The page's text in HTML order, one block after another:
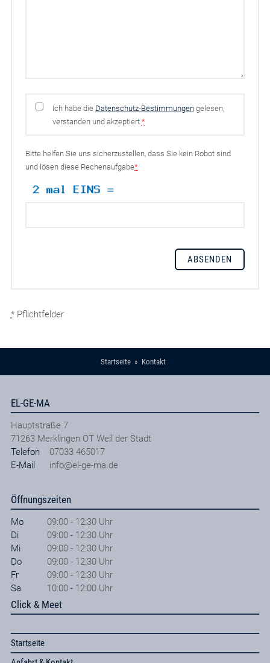
Ich habe die Datenschutz-Bestimmungengelesen,
verstanden und akzeptiert *
Bitte helfen Sie uns sicherzustellen, dass Sie kein Robot sind
und lösen diese Rechenaufgabe*
*Pflichtfelder
Startseite Kontakt
EL-GE-MA
Hauptstraße 7
71263 Merklingen OT Weil der Stadt
Telefon
07033 465017
E-Mail
info@el-ge-ma.de
Öffnungszeiten
Mo
09:00 - 12:30 Uhr
Di
09:00 - 12:30 Uhr
Mi
09:00 - 12:30 Uhr
Do
09:00 - 12:30 Uhr
Fr
09:00 - 12:30 Uhr
Sa
10:00 - 12:00 Uhr
Click & Meet
Startseite